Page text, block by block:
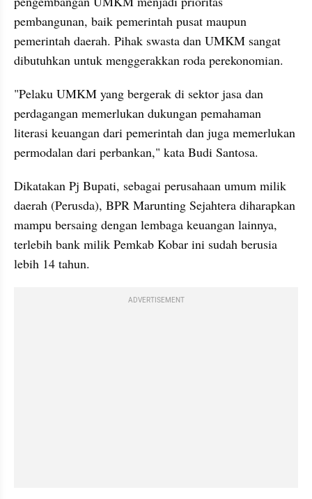
pembangunan, baik pemerintah pusat maupun
pemerintah daerah. Pihak swasta dan UMKM sangat
dibutuhkan untuk menggerakkan roda perekonomian.
"Pelaku UMKM yang bergerak di sektor jasa dan
perdagangan memerlukan dukungan pemahaman
literasi keuangan dari pemerintah dan juga memerlukan
permodalan dari perbankan," kata Budi Santosa.
Dikatakan Pj Bupati, sebagai perusahaan umum milik
daerah (Perusda), BPR Marunting Sejahtera diharapkan
mampu bersaing dengan lembaga keuangan lainnya,
terlebih bank milik Pemkab Kobar ini sudah berusia
lebih 14 tahun.
ADVERTISEMENT